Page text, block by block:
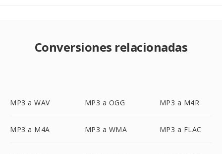
Conversiones relacionadas
MP3 a WAV MP3 a OGG MP3 a M4R
MP3 a M4A MP3 a WMA MP3 a FLAC